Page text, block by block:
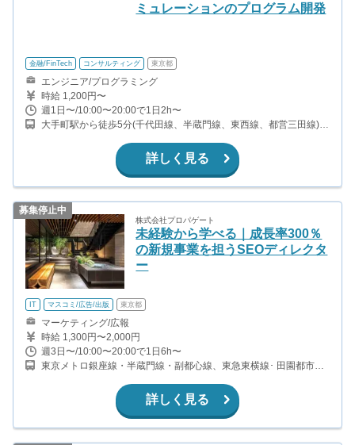
ミュレーションのプログラム開発
金融/FinTech コンサルティング 東京都
エンジニア/プログラミング
時給 1,200円〜
週1日〜/10:00〜20:00で1日2h〜
大手町駅から徒歩5分(千代田線、半蔵門線、東西線、都営三田線)
駅から徒歩10分(山手線、京浜東北線、中央線、銀座線)
詳しく見る
募集停止中
株式会社プロパゲート
未経験から学べる｜成長率300％
の新規事業を担うSEOディレクタ
ー
IT マスコミ/広告/出版 東京都
マーケティング/広報
時給 1,300円〜2,000円
週3日〜/10:00〜20:00で1日6h〜
東京メトロ銀座線・半蔵門線・副都心線、東急東横線･ 田園都市線
分 東京メトロ銀座線・千代田線・半蔵門線「表参道」駅9分
詳しく見る